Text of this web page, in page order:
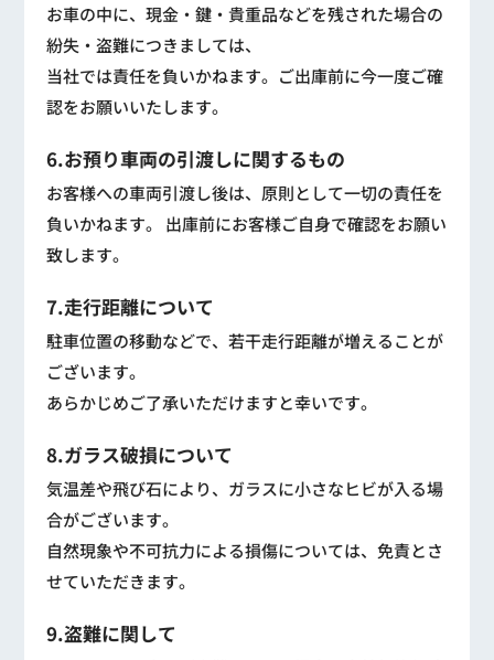
お車の中に、現金・鍵・貴重品などを残された場合の
紛失・盗難につきましては、
当社では責任を負いかねます。ご出庫前に今一度ご確
認をお願いいたします。
6.お預り車両の引渡しに関するもの
お客様への車両引渡し後は、原則として一切の責任を
負いかねます。 出庫前にお客様ご自身で確認をお願い
致します。
7.走行距離について
駐車位置の移動などで、若干走行距離が増えることが
ございます。
あらかじめご了承いただけますと幸いです。
8.ガラス破損について
気温差や飛び石により、ガラスに小さなヒビが入る場
合がございます。
自然現象や不可抗力による損傷については、免責とさ
せていただきます。
9.盗難に関して